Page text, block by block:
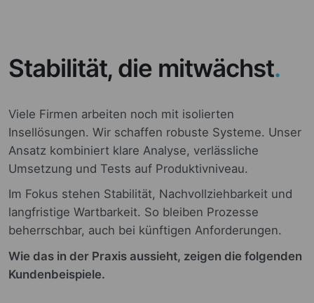
Stabilität, die mitwächst.
Viele Firmen arbeiten noch mit isolierten
Insellösungen. Wir schaffen robuste Systeme. Unser
Ansatz kombiniert klare Analyse, verlässliche
Umsetzung und Tests auf Produktivniveau.
Im Fokus stehen Stabilität, Nachvollziehbarkeit und
langfristige Wartbarkeit. So bleiben Prozesse
beherrschbar, auch bei künftigen Anforderungen.
Wie das in der Praxis aussieht, zeigen die folgenden
Kundenbeispiele.